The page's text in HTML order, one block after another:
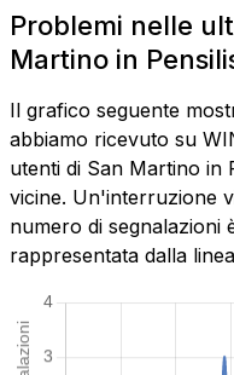
Problemi nelle
Martino in
Il grafico seguente
abbiamo ricevuto su
utenti di San Martino in
vicine. Un'interruzione
numero di segnalazioni
rappresentata dalla